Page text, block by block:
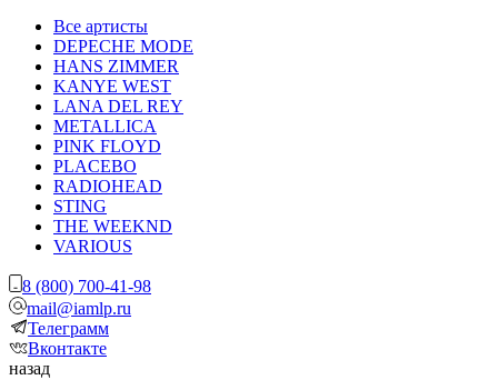
Все артисты
DEPECHE MODE
HANS ZIMMER
KANYE WEST
LANA DEL REY
METALLICA
PINK FLOYD
PLACEBO
RADIOHEAD
STING
THE WEEKND
VARIOUS
8 (800) 700-41-98
mail@iamlp.ru
Телеграмм
Вконтакте
назад